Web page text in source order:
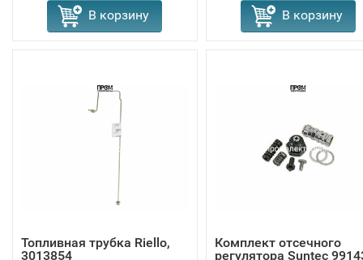
В корзину В корзину
Топливная трубка Riello,
3013854
Комплект отсечного
регулятора Suntec